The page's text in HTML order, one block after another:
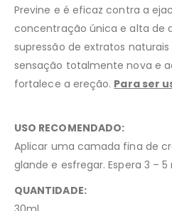
Previne e é eficaz contra a
concentração única e alta de
supressão de extratos
sensação totalmente nova e
fortalece a ereção. Para ser
USO RECOMENDADO:
Aplicar uma camada fina de
glande e esfregar. Espera 3 –
QUANTIDADE: